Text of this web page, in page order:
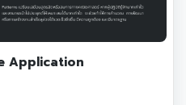
Application